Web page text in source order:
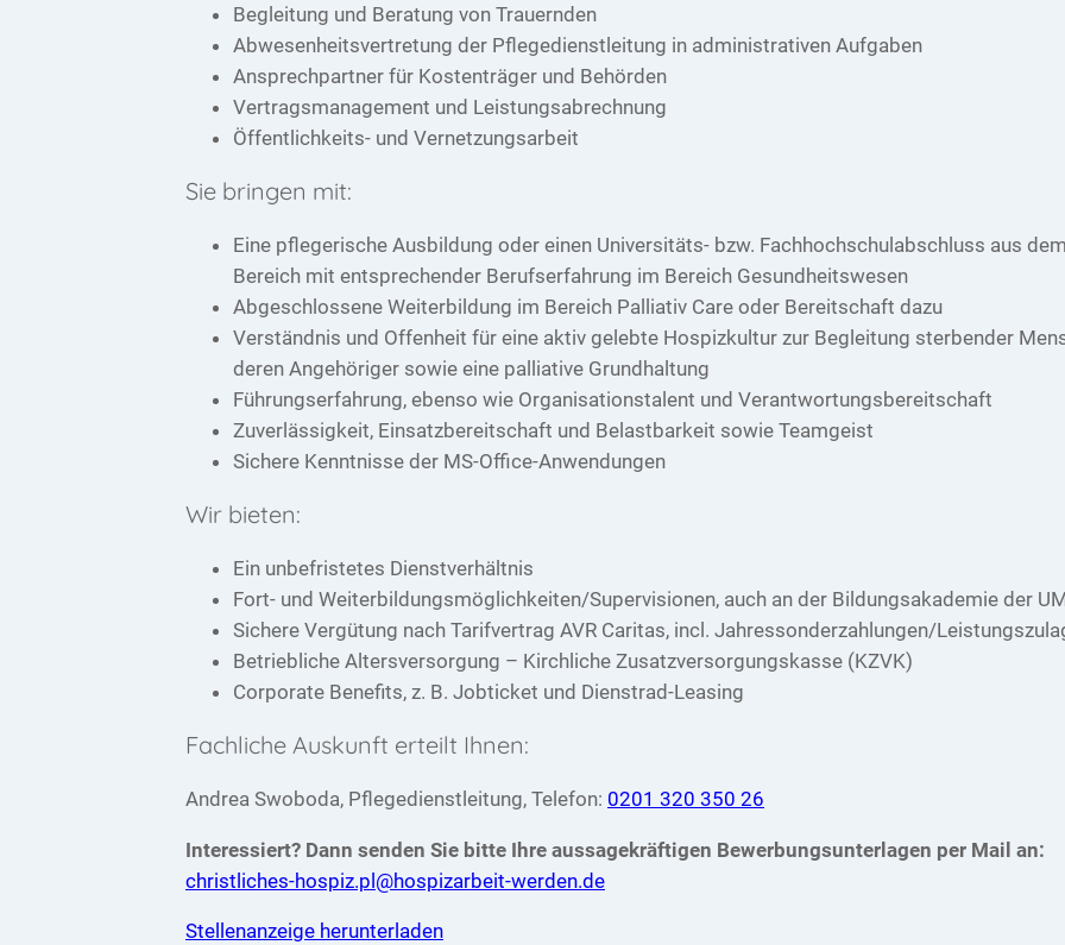
Begleitung und Beratung von Trauernden
Abwesenheitsvertretung der Pflegedienstleitung in administrativen Aufgaben
Ansprechpartner für Kostenträger und Behörden
Vertragsmanagement und Leistungsabrechnung
Öffentlichkeits- und Vernetzungsarbeit
Sie bringen mit:
Eine pflegerische Ausbildung oder einen Universitäts- bzw. Fachhochschulabschluss aus
Bereich mit entsprechender Berufserfahrung im Bereich Gesundheitswesen
Abgeschlossene Weiterbildung im Bereich Palliativ Care oder Bereitschaft dazu
Verständnis und Offenheit für eine aktiv gelebte Hospizkultur zur Begleitung sterbender
deren Angehöriger sowie eine palliative Grundhaltung
Führungserfahrung, ebenso wie Organisationstalent und Verantwortungsbereitschaft
Zuverlässigkeit, Einsatzbereitschaft und Belastbarkeit sowie Teamgeist
Sichere Kenntnisse der MS-Office-Anwendungen
Wir bieten:
Ein unbefristetes Dienstverhältnis
Fort- und Weiterbildungsmöglichkeiten/Supervisionen, auch an der Bildungsakademie der
Sichere Vergütung nach Tarifvertrag AVR Caritas, incl. Jahressonderzahlungen/
Betriebliche Altersversorgung – Kirchliche Zusatzversorgungskasse (KZVK)
Corporate Benefits, z. B. Jobticket und Dienstrad-Leasing
Fachliche Auskunft erteilt Ihnen:
Andrea Swoboda, Pflegedienstleitung, Telefon: 0201 320 350 26
Interessiert? Dann senden Sie bitte Ihre aussagekräftigen Bewerbungsunterlagen per Mail an:
christliches-hospiz.pl@hospizarbeit-werden.de
Stellenanzeige herunterladen